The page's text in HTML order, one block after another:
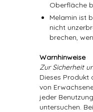
Oberfläche
Melamin ist
nicht
brechen,
Warnhinweise
Zur Sicherheit
Dieses Produkt
von
jeder
untersuchen.